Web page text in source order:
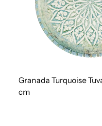
Granada Turquoise
cm